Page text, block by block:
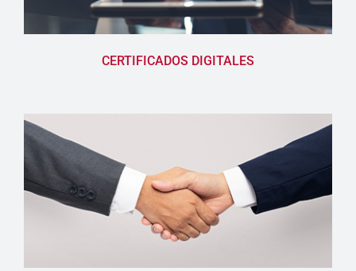
CERTIFICADOS DIGITALES